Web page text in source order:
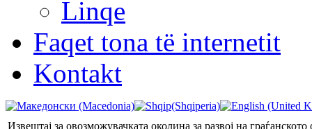
Linqe
Faqet tona të internetit
Kontakt
Извештај за овозможувачката околина за развој на